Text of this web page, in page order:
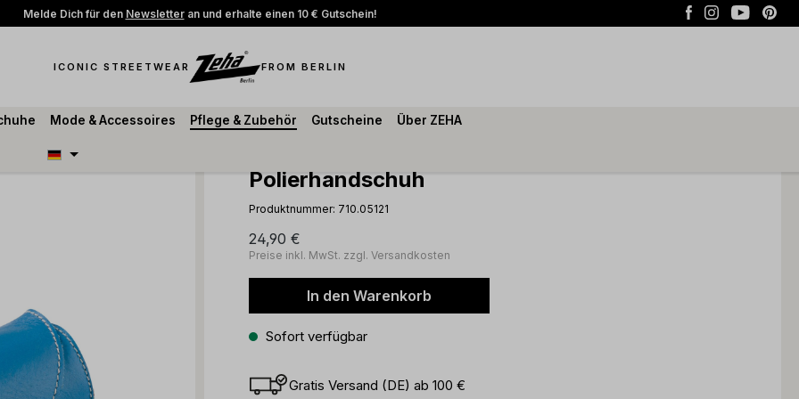
Melde Dich für den Newsletteran und erhalte einen 10 € Gutschein!
ICONIC STREETWEAR FROM BERLIN
Mode & Accessoires Pflege & Zubehör Gutscheine Über ZEHA
Polierhandschuh
Produktnummer: 710.05121
24,90 €
Preise inkl. MwSt. zzgl. Versandkosten
Sofort verfügbar
In den Warenkorb
Gratis Versand (DE) ab 100 €